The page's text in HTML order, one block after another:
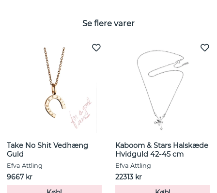
Se flere varer
Take No Shit Vedhæng
Guld
Efva Attling
9667 kr
Kaboom & Stars Halskæde
Hvidguld 42-45 cm
Efva Attling
22313 kr